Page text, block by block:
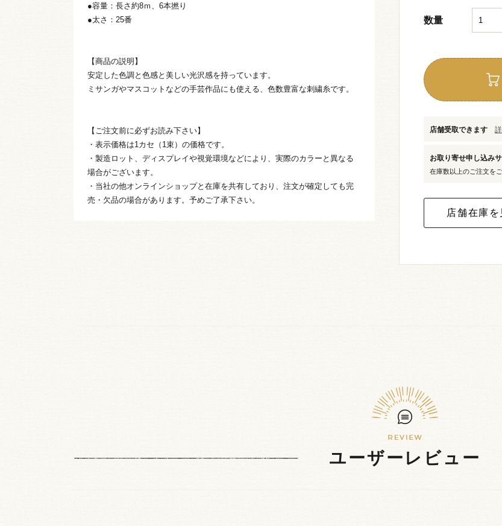
●容量：長さ約8ｍ、6本撚り
●太さ：25番
【商品の説明】
安定した色調と色感と美しい光沢感を持っています。
ミサンガやマスコットなどの手芸作品にも使える、色数豊富な刺繍糸です。
【ご注文前に必ずお読み下さい】
・表示価格は1カセ（1束）の価格です。
・製造ロット、ディスプレイや視覚環境などにより、実際のカラーと異なる
場合がございます。
・当社の他オンラインショップと在庫を共有しており、注文が確定しても完
売・欠品の場合があります。予めご了承下さい。
数量
店舗受取できます
お取り寄せ申し込み
在庫数以上のご注文を
ユーザーレビュー